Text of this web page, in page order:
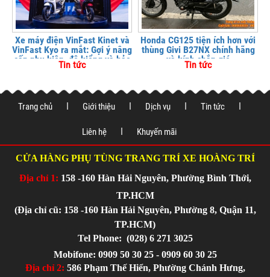
Xe máy điện VinFast Kinet và
VinFast Kyo ra mắt: Gợi ý nâng
cấp phụ kiện, độ kiểng và bảo
vệ xe tại
Tin tức
Honda CG125 tiện ích hơn với
thùng Givi B27NX chính hãng
và kính chắn gió
Tin tức
Trang chủ Giới thiệu Dịch vụ Tin tức
Liên hệ Khuyến mãi
CỬA HÀNG PHỤ TÙNG TRANG TRÍ XE HOÀNG TRÍ
Địa chỉ 1: 158 -160 Hàn Hải Nguyên, Phường Bình Thới,
TP.HCM
(Địa chỉ cũ: 158 -160 Hàn Hải Nguyên, Phường 8, Quận 11,
TP.HCM)
Tel Phone: (028) 6 271 3025
Mobifone: 0909 50 30 25 - 0909 60 30 25
Địa chỉ 2: 586 Phạm Thế Hiển, Phường Chánh Hưng,